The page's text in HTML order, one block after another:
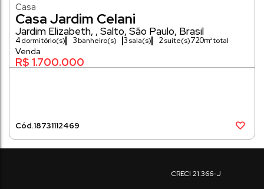
Casa Jardim Celani
Casa
R$ 1.700.000
18731112469
Jardim Elizabeth , Salto, São Paulo, Brasil
4dormitório(s) 3banheiro(s) 3sala(s) 2 suíte(s)720m²
8vaga(s)